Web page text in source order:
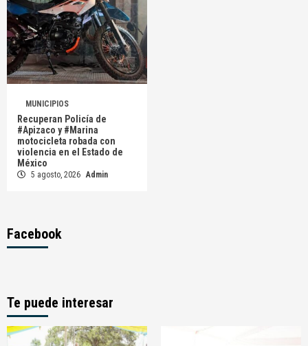
MUNICIPIOS
Recuperan Policía de
#Apizaco y #Marina
motocicleta robada con
violencia en el Estado de
México
5 agosto, 2026 Admin
Facebook
Te puede interesar